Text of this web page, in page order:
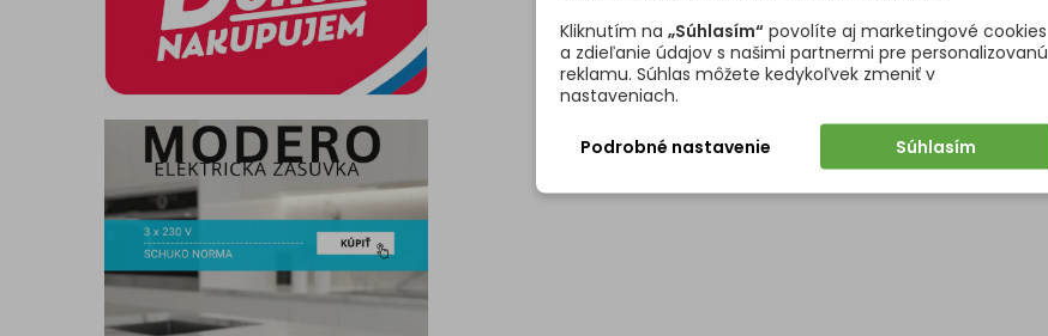
Kliknutím na „Súhlasím“ povolíte aj marketingové cookies
a zdieľanie údajov s našimi partnermi pre personalizovanú
reklamu. Súhlas môžete kedykoľvek zmeniť v
nastaveniach.
Podrobné nastavenie Súhlasím